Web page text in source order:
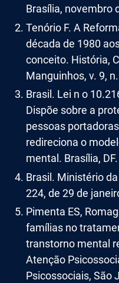
Brasília, novembro
Tenório F. A
década de 1980
conceito. História,
Manguinhos, v. 9,
Brasil. Lei n o
Dispõe sobre a
pessoas
redireciona o
mental. Brasília, DF.
Brasil. Ministério
224, de 29 de
Pimenta ES,
famílias no
transtorno mental
Atenção
Psicossociais, São